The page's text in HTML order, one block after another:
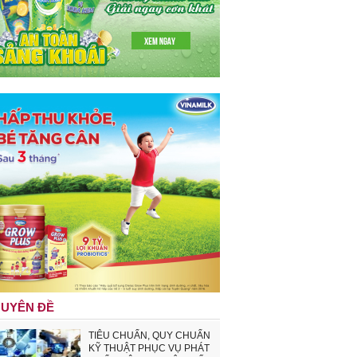
ĐỀ
TIÊU CHUẨN, QUY CHUẨN
KỸ THUẬT PHỤC VỤ PHÁT